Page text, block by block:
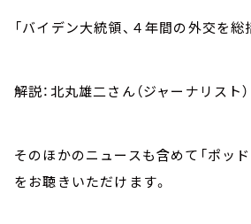
「バイデン大統領、４年間の外交を総
解説：北丸雄二さん（ジャーナリスト）
そのほかのニュースも含めて「ポッ
をお聴きいただけます。